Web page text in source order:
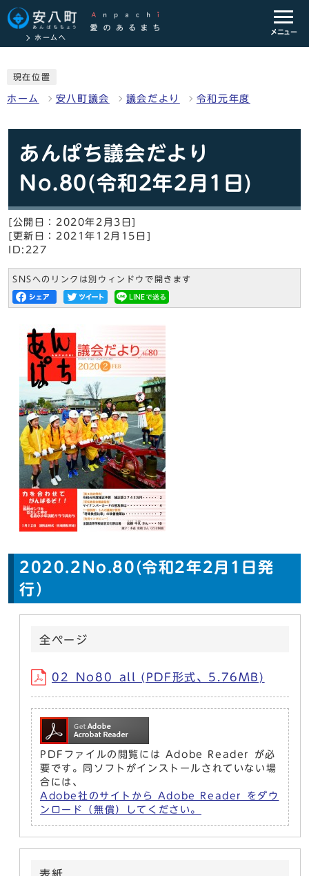
ホームへ
メニュー
現在位置
ホーム 安八町議会 議会だより 令和元年度
あんぱち議会だより
No.80(令和2年2月1日)
[公開日：2020年2月3日]
[更新日：2021年12月15日]
ID:227
SNSへのリンクは別ウィンドウで開きます
2020.2No.80(令和2年2月1日発
行）
全ページ
02_No80_all (PDF形式、5.76MB)
PDFファイルの閲覧には Adobe Reader が必
要です。同ソフトがインストールされていない場
合には、
Adobe社のサイトから Adobe Reader をダウ
ンロード（無償）してください。